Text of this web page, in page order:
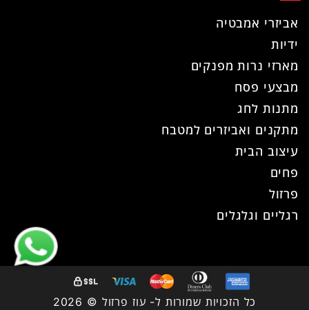
אביזרי אמבטיה
ידיות
מארזי נרות מפנקים
מבצעי פסח
מתנות לחג
מתקנים ואביזרים למטבח
עיצוב הבית
פחים
פרזול
רגליים וגלגלים
כל הזכויות שמורות ל- עוז פרזול © 2026